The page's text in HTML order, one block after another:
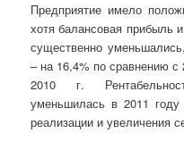
Предприятие имело
хотя балансовая прибыль
существенно
– на 16,4% по сравнению
2010 г.
уменьшилась в 2011
реализации и увеличения